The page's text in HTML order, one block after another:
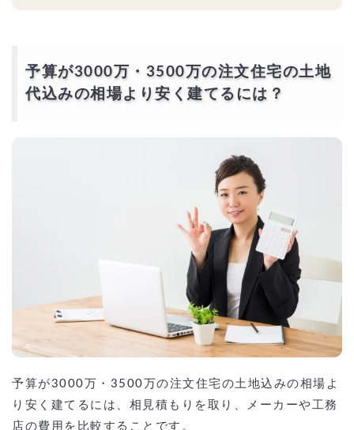
予算が3000万・3500万の注文住宅の土地
代込みの相場より安く建てるには？
予算が3000万・3500万の注文住宅の土地込みの相場よ
り安く建てるには、相見積もりを取り、メーカーや工務
店の費用を比較することです。